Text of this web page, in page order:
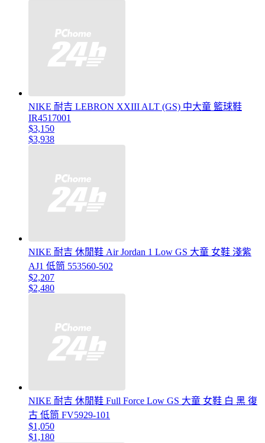
NIKE 耐吉 LEBRON XXIII ALT (GS) 中大童 籃球鞋
IR4517001
$3,150
$3,938
NIKE 耐吉 休閒鞋 Air Jordan 1 Low GS 大童 女鞋 淺紫
AJ1 低筒 553560-502
$2,207
$2,480
NIKE 耐吉 休閒鞋 Full Force Low GS 大童 女鞋 白 黑 復
古 低筒 FV5929-101
$1,050
$1,180